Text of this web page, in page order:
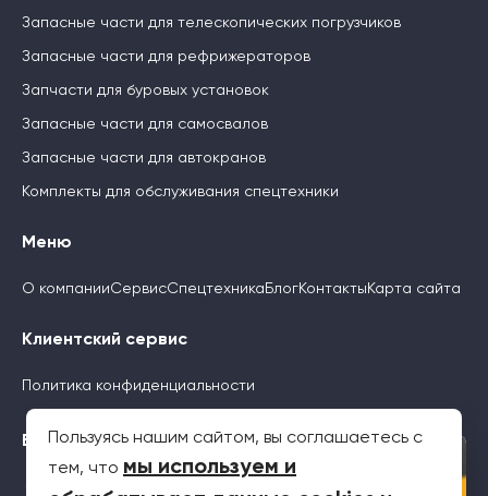
Запасные части для телескопических погрузчиков
Запасные части для рефрижераторов
Запчасти для буровых установок
Запасные части для самосвалов
Запасные части для автокранов
Комплекты для обслуживания спецтехники
Меню
О компанииСервисСпецтехника БлогКонтакты Карта сайта
Клиентский сервис
Политика конфиденциальности
Будьте с нами
Пользуясь нашим сайтом, вы соглашаетесь с
тем, что мы используем и